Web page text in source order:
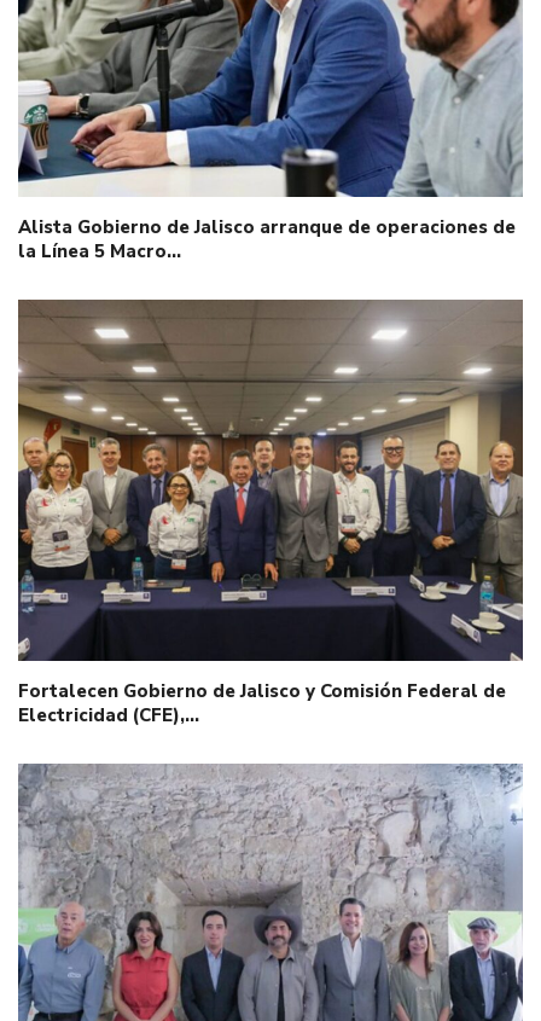
Alista Gobierno de Jalisco arranque de operaciones de
la Línea 5 Macro…
Fortalecen Gobierno de Jalisco y Comisión Federal de
Electricidad (CFE),…